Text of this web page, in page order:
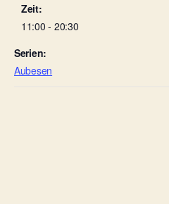
Zeit:
11:00 - 20:30
Serien:
Aubesen